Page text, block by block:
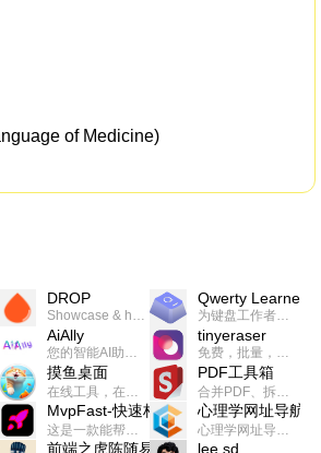
of Medicine)
DROP
Showcase & host your work in extraordinary ways.不限速文件分享，托管，建站平台
Qwerty Learner
为键盘工作者设计的单词与肌肉记忆锻炼软件
AiAlly
您的智能AI助手解决方案。提供24/7全天候的高效虚拟员工服务，助力个人和组织提升生产力、激发创新潜能。
tinyeraser
免费，批量，快速，一键换背景的桌面软件
摸鱼桌面
在线工具，在线游戏，电影，小说各种有趣的资源这里都有
PDF工具箱
合并PDF、拆分PDF、旋转PDF、裁剪PDF、转换PDF、加密PDF、解密PDF、PDF加水印等多种PDF处理功能
MvpFast-快速构建网站应用
这是一款能帮助你快速构建个人网站的应用，使用最新的前端技术栈，集成登录、鉴权、手机、邮箱、数据库、博客、文章、支付等等网站所需要的功能，你只需要花几个小时开发你的核心功能就可以上线，一次购买，永久拥有
心理学网址导航
心理学网址导航(psyhhub.org),着力打造国内心理学资源平台，是一个心理学网址资源大全，提供心理学学习,心理学考研,英语自学,计算机自学等众多学习内容。
前端之虎陈随易 lee.sd